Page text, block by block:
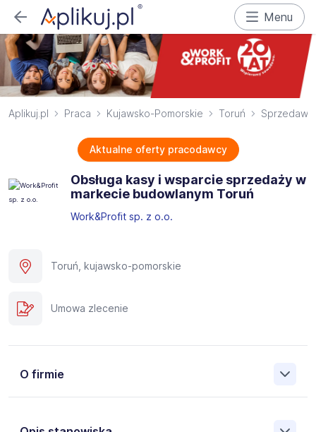
Menu
Aplikuj.pl Praca Kujawsko-Pomorskie Toruń
Aktualne oferty pracodawcy
Obsługa kasy i wsparcie sprzedaży w
markecie budowlanym ​Toruń
Work&Profit sp. z o.o.
Toruń, kujawsko-pomorskie
Umowa zlecenie
O firmie